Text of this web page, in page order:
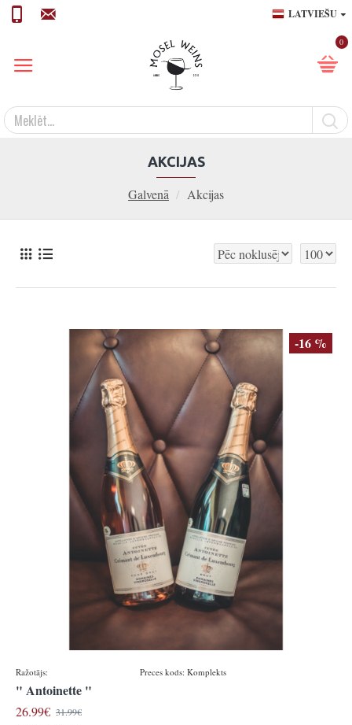
LATVIEŠU
0
Galvenā Akcijas
AKCIJAS
-16 %
Ražotājs: Preces kods: Komplekts
" Antoinette "
26.99€ 31.99€